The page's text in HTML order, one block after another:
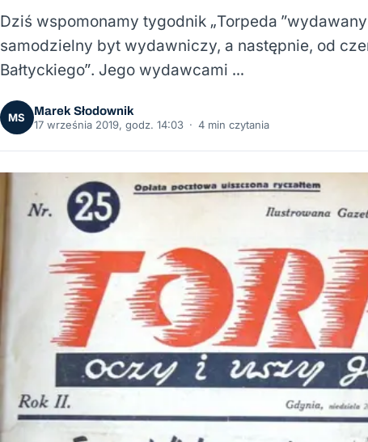
Dziś wspomonamy tygodnik „Torpeda
samodzielny byt wydawniczy, a następnie, od
Bałtyckiego”. Jego wydawcami …
MS
Marek Słodownik
17 września 2019, godz. 14:03 · 4 min czytania